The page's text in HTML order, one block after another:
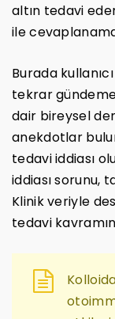
altın tedavi
ile
Burada
tekrar gündeme
dair bireysel
anekdotlar
tedavi iddiası
iddiası sorunu,
Klinik veriyle
tedavi